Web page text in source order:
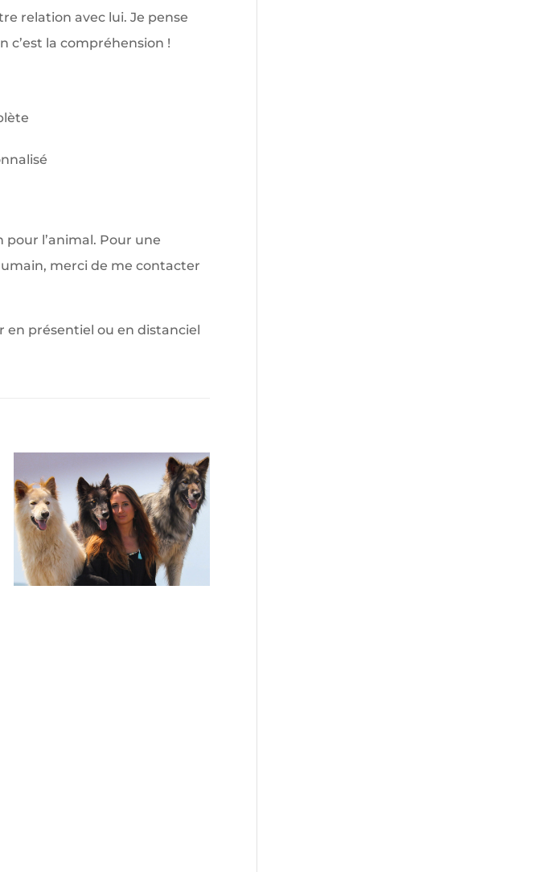
relation avec lui. Je pense
c’est la compréhension !
l’animal. Pour une
merci de me contacter
en présentiel ou en distanciel